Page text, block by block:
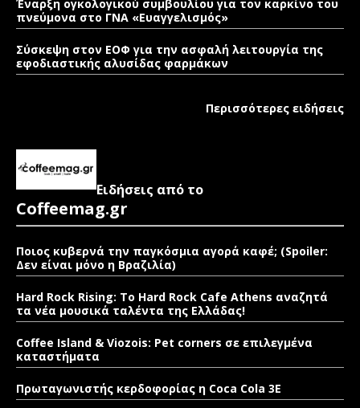
Έναρξη ογκολογικού συμβουλίου για τον καρκίνο του
πνεύμονα στο ΓΝΑ «Ευαγγελισμός»
Σύσκεψη στον ΕΟΦ για την ασφαλή λειτουργία της
εφοδιαστικής αλυσίδας φαρμάκων
Περισσότερες ειδήσεις
Ειδήσεις από το
Coffeemag.gr
Ποιος κυβερνά την παγκόσμια αγορά καφέ; (Spoiler:
Δεν είναι μόνο η Βραζιλία)
Hard Rock Rising: Το Hard Rock Cafe Athens αναζητά
τα νέα μουσικά ταλέντα της Ελλάδας!
Coffee Island & Viozois: Pet corners σε επιλεγμένα
καταστήματα
Πρωταγωνιστής κερδοφορίας η Coca Cola 3E